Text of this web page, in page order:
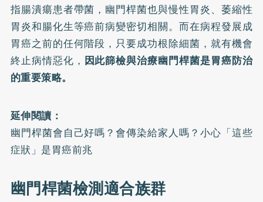
指腸潰瘍患者帶菌，幽門桿菌也與慢性胃炎、萎縮性
胃炎和腸化生等癌前病變密切相關。而在病程發展成
胃癌之前的任何階段，只要成功根除細菌，就有機會
終止病情惡化， 因此篩檢與治療幽門桿菌是胃癌防治
的重要策略。
延伸閱讀：
幽門桿菌會自己好嗎？會傳染給家人嗎？小心「這些
症狀」是胃癌前兆
幽門桿菌檢測適合族群